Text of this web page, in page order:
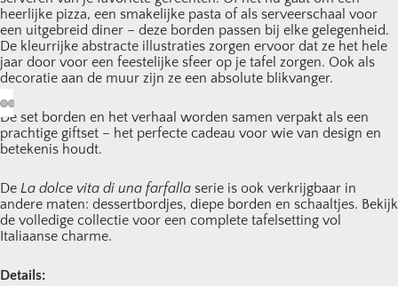
heerlijke pizza, een smakelijke pasta of als serveerschaal voor
een uitgebreid diner – deze borden passen bij elke gelegenheid.
De kleurrijke abstracte illustraties zorgen ervoor dat ze het hele
jaar door voor een feestelijke sfeer op je tafel zorgen. Ook als
decoratie aan de muur zijn ze een absolute blikvanger.
De set borden en het verhaal worden samen verpakt als een
prachtige giftset – het perfecte cadeau voor wie van design en
betekenis houdt.
De La dolce vita di una farfalla serie is ook verkrijgbaar in
andere maten: dessertbordjes, diepe borden en schaaltjes. Bekijk
de volledige collectie voor een complete tafelsetting vol
Italiaanse charme.
Details: